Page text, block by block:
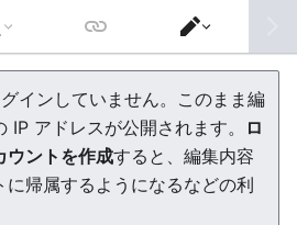
います。このメッセージが引き続
ジを再読み込み してください。
エ
デ
ィ
タ
ー
を
切
り
替
インしていません。このまま編
IP アドレスが公開されます。
ロ
ウントを作成すると、編集内容
に帰属するようになるなどの利